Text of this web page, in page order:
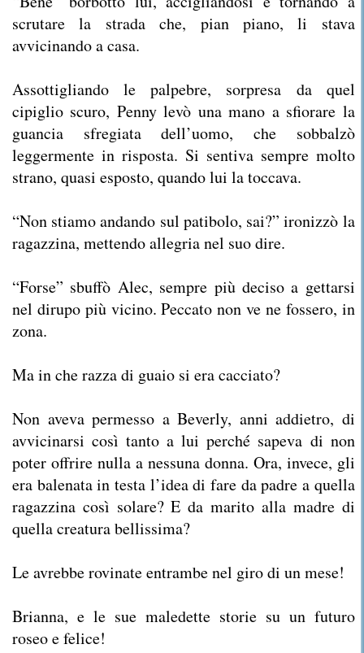
scrutare la strada che, pian piano, li stava
avvicinando a casa.
Assottigliando le palpebre, sorpresa da quel
cipiglio scuro, Penny levò una mano a sfiorare la
guancia sfregiata dell’uomo, che sobbalzò
leggermente in risposta. Si sentiva sempre molto
strano, quasi esposto, quando lui la toccava.
“Non stiamo andando sul patibolo, sai?” ironizzò la
ragazzina, mettendo allegria nel suo dire.
“Forse” sbuffò Alec, sempre più deciso a gettarsi
nel dirupo più vicino. Peccato non ve ne fossero, in
zona.
Ma in che razza di guaio si era cacciato?
Non aveva permesso a Beverly, anni addietro, di
avvicinarsi così tanto a lui perché sapeva di non
poter offrire nulla a nessuna donna. Ora, invece, gli
era balenata in testa l’idea di fare da padre a quella
ragazzina così solare? E da marito alla madre di
quella creatura bellissima?
Le avrebbe rovinate entrambe nel giro di un mese!
Brianna, e le sue maledette storie su un futuro
roseo e felice!